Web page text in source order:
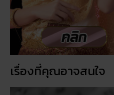
เรื่องที่คุณอาจสนใจ